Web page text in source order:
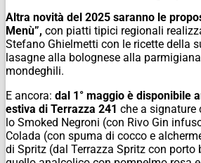
Altra novità del 2025 saranno le
Menù”, con piatti tipici regionali
Stefano Ghielmetti con le ricette della
lasagne alla bolognese alla
mondeghili.
E ancora: dal 1° maggio è disponibile
estiva di Terrazza 241 che a signature
lo Smoked Negroni (con Rivo Gin
Colada (con spuma di cocco e
di Spritz (dal Terrazza Spritz con porto